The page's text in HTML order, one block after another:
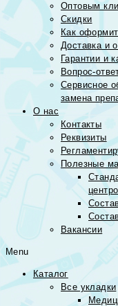
Оптовым
Скидки
Как
Доставка и
Гарантии и
Вопрос-
Сервисное
замена
О нас
Контакты
Реквизиты
Полезные
Вакансии
Menu
Каталог
Все укладки